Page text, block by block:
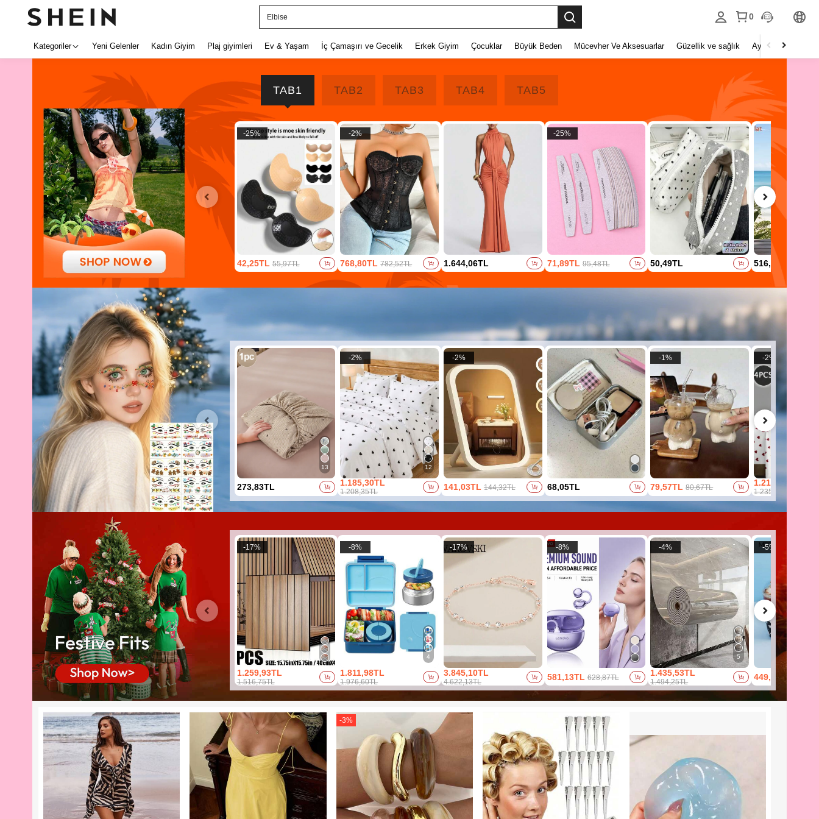
Elbise 0
Kategoriler Yeni Gelenler Kadın Giyim Plaj giyimleri Ev & Yaşam İç Çamaşırı ve Gecelik Erkek Giyim Çocuklar Büyük Beden Mücevher Ve Aksesuarlar Güzellik ve sağlık Ayakkabı
TAB1 TAB2 TAB3 TAB4 TAB5
-25%
42,25TL 55,97TL
-2%
768,80TL 782,52TL 1.644,06TL
-25%
71,89TL 95,48TL 50,49TL 516,37TL
13
273,83TL
12
-2%
1.185,30TL
1.208,35TL
-2%
141,03TL 144,32TL 68,05TL
-1%
79,57TL 80,67TL
-2%
1.214,39TL
1.235,79TL
-17%
1.259,93TL
1.516,75TL
4
-8%
1.811,98TL
1.976,60TL
-17%
3.845,10TL
4.622,13TL
-8%
581,13TL 628,87TL
5
-4%
1.435,53TL
1.494,25TL
-5%
449,43TL
-3%